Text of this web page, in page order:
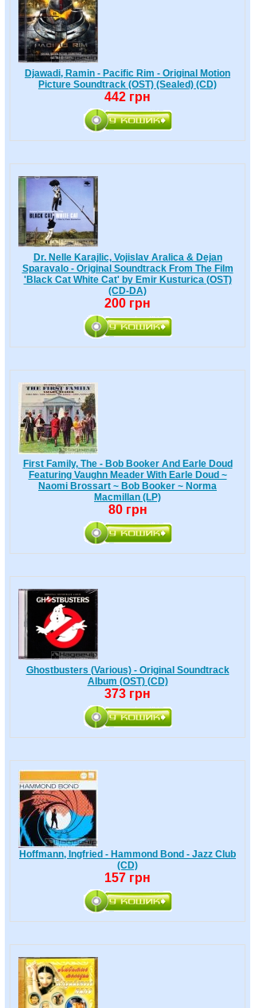
Djawadi, Ramin - Pacific Rim - Original Motion
Picture Soundtrack (OST) (Sealed) (CD)
442 грн
Dr. Nelle Karajlic, Vojislav Aralica & Dejan
Sparavalo - Original Soundtrack From The Film
'Black Cat White Cat' by Emir Kusturica (OST)
(CD-DA)
200 грн
First Family, The - Bob Booker And Earle Doud
Featuring Vaughn Meader With Earle Doud ~
Naomi Brossart ~ Bob Booker ~ Norma
Macmillan (LP)
80 грн
Ghostbusters (Various) - Original Soundtrack
Album (OST) (CD)
373 грн
Hoffmann, Ingfried - Hammond Bond - Jazz Club
(CD)
157 грн